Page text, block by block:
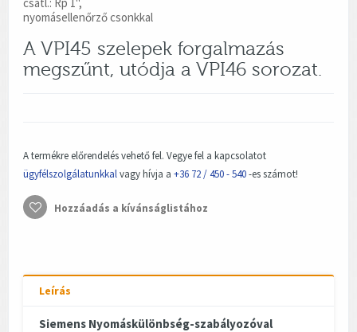
nyomásellenőrző csonkkal
A VPI45 szelepek forgalmazás
megszűnt, utódja a VPI46 sorozat.
A termékre előrendelés vehető fel. Vegye fel a kapcsolatot
ügyfélszolgálatunkkalvagy hívja a +36 72 / 450 - 540-es számot!
Hozzáadás a kívánságlistához
Leírás
Siemens Nyomáskülönbség-szabályozóval